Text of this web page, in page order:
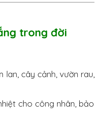
trong đời
lan, cây cảnh, vườn rau,
cho công nhân, bảo